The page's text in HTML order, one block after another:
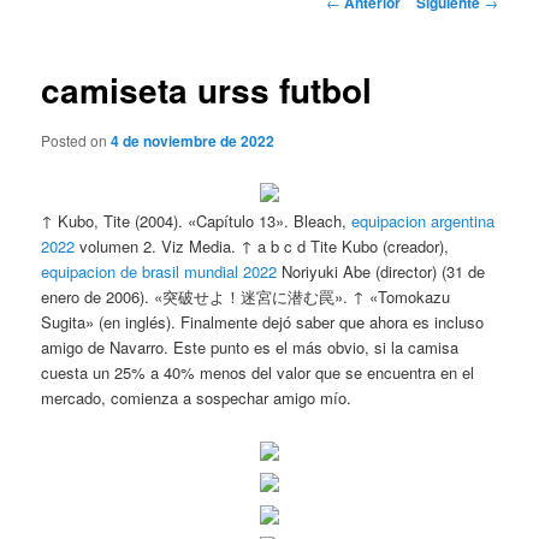
camiseta urss futbol
Posted on4 de noviembre de 2022
↑ Kubo, Tite (2004). «Capítulo 13». Bleach,equipacion argentina
2022 volumen 2. Viz Media. ↑ a b c d Tite Kubo (creador),
equipacion de brasil mundial 2022 Noriyuki Abe (director) (31 de
enero de 2006). «突破せよ！迷宮に潜む罠». ↑ «Tomokazu
Sugita» (en inglés). Finalmente dejó saber que ahora es incluso
amigo de Navarro. Este punto es el más obvio, si la camisa
cuesta un 25% a 40% menos del valor que se encuentra en el
mercado, comienza a sospechar amigo mío.